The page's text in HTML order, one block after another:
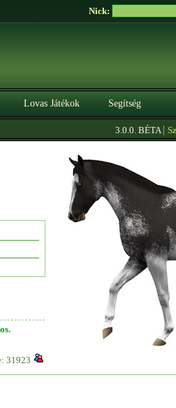
Nick:
Lovas Játékok Segítség
3.0.0. BÉTA|
31923